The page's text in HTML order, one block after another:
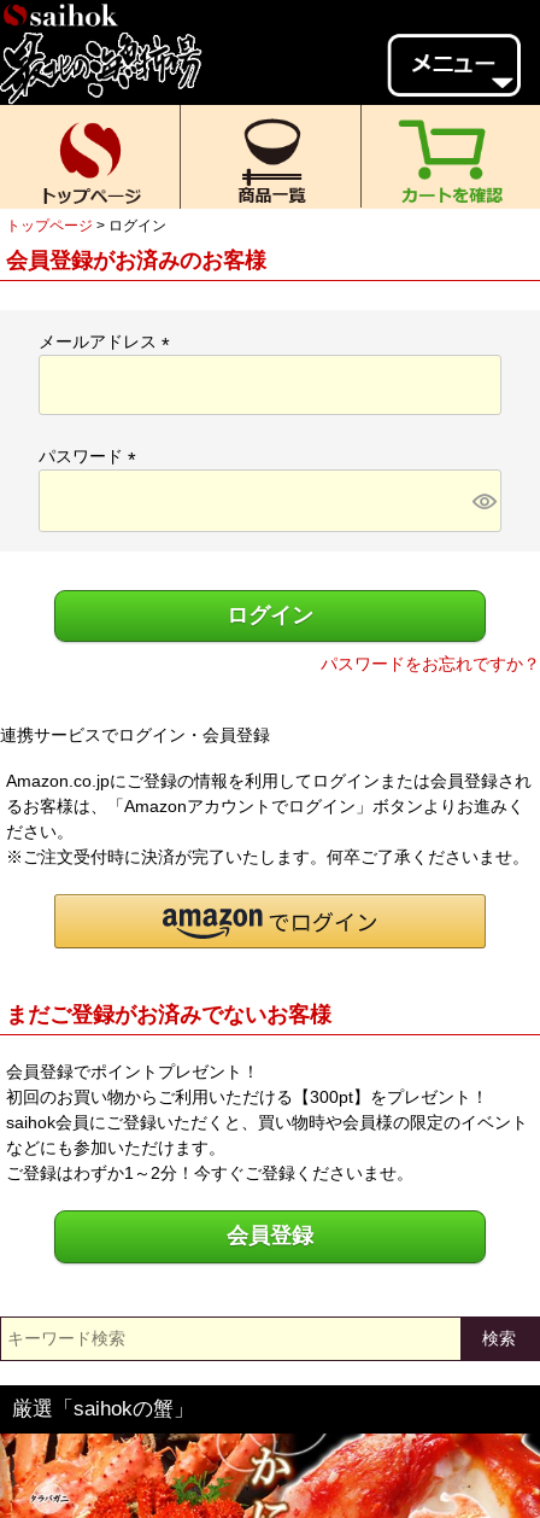
会員様メニュー
ゲスト
様、
いらっしゃいませ。
ご来店ありがとうございます。
新規会員登録
MYページ MYクーポン
ポイント履歴
返品について ご利用ガイド
トップページ ログイン
会員登録がお済みのお客様
メールアドレス
パスワード
須
ログイン
パスワードをお忘れですか？
連携サービスでログイン・会員登録
Amazon.co.jpにご登録の情報を利用してログインまたは会員登録され
るお客様は、「Amazonアカウントでログイン」ボタンよりお進みく
ださい。
※ご注文受付時に決済が完了いたします。何卒ご了承くださいませ。
まだご登録がお済みでないお客様
会員登録でポイントプレゼント！
初回のお買い物からご利用いただける【300pt】をプレゼント！
saihok会員にご登録いただくと、買い物時や会員様の限定のイベント
などにも参加いただけます。
ご登録はわずか1～2分！今すぐご登録くださいませ。
会員登録
検索
厳選「saihokの蟹」